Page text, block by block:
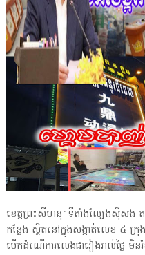
ខេត្តព្រះសីហនុ÷ទីតាំងល្បែងសុីសង ត
កន្លែង ស្ថិតនៅក្នុងសង្កាត់លេខ ៤
បើកដំណើការលេងជារៀងរាល់ថ្ងៃ មិនរំ